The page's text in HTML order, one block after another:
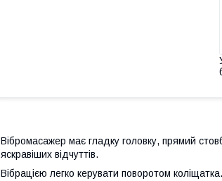
Вібромасажер має гладку головку, прямий
яскравіших відчуттів.
Вібрацією легко керувати поворотом коліщатка.